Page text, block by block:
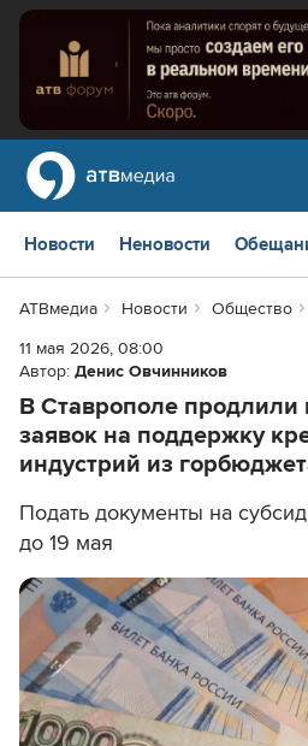
Новости Неновости
АТВмедиа Новости
Общество
11 мая 2026, 08:00
Автор: Денис Овчинников
В Ставрополе продлили
заявок на поддержку
индустрий из
Подать документы на
до 19 мая